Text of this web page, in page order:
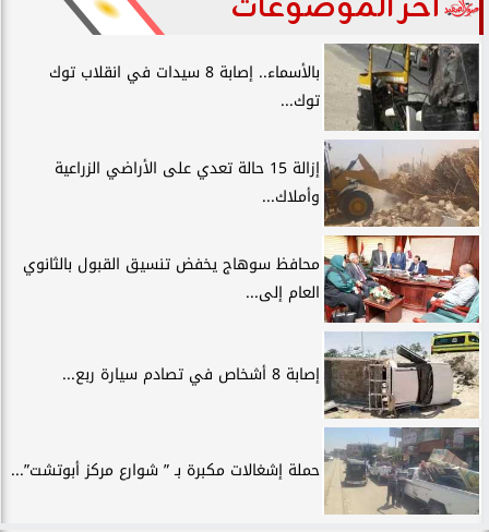
بالأسماء.. إصابة 8 سيدات في انقلاب توك
توك...
إزالة 15 حالة تعدي على الأراضي الزراعية
وأملاك...
محافظ سوهاج يخفض تنسيق القبول بالثانوي
العام إلى...
إصابة 8 أشخاص في تصادم سيارة ربع...
حملة إشغالات مكبرة بـ ” شوارع مركز أبوتشت”...